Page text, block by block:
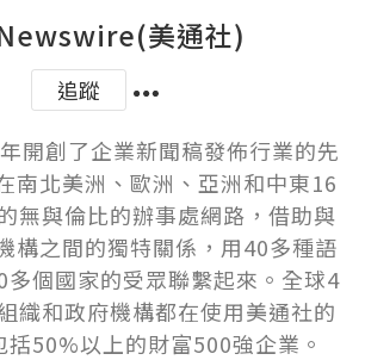
美通社)
追蹤
開創了企業新聞稿發佈行業的先
南北美洲、歐洲、亞洲和中東16
無與倫比的辦事處網路，借助與
構之間的獨特關係，用40多種語
多個國家的受眾聯繫起來。全球4
織和政府機構都在使用美通社的
括50%以上的財富500強企業。